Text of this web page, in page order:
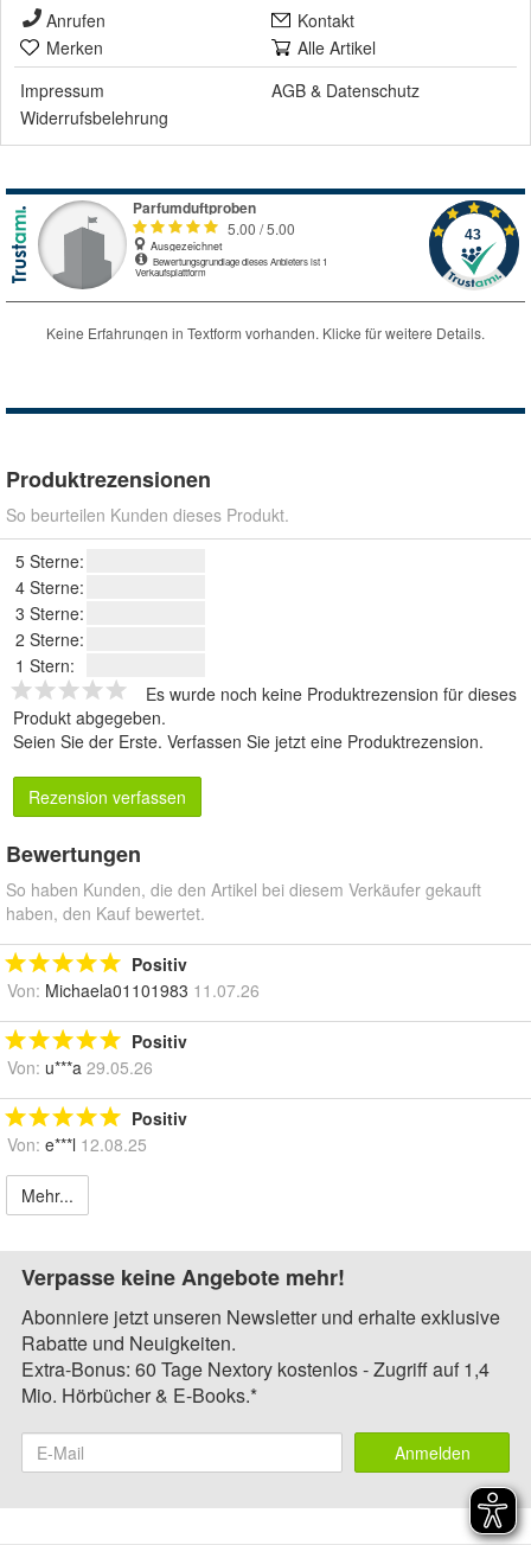
Anrufen
Kontakt
Merken
Alle Artikel
Impressum
AGB & Datenschutz
Widerrufsbelehrung
Produktrezensionen
So beurteilen Kunden dieses Produkt.
5 Sterne:
4 Sterne:
3 Sterne:
2 Sterne:
1 Stern:
Es wurde noch keine Produktrezension für dieses
Produkt abgegeben.
Seien Sie der Erste. Verfassen Sie jetzt eine Produktrezension.
Rezension verfassen
Bewertungen
So haben Kunden, die den Artikel bei diesem Verkäufer gekauft
haben, den Kauf bewertet.
Positiv
Von: Michaela01101983 11.07.26
Positiv
Von: u***a 29.05.26
Positiv
Von: e***l 12.08.25
Mehr...
Verpasse keine Angebote mehr!
Abonniere jetzt unseren Newsletter und erhalte exklusive
Rabatte und Neuigkeiten.
Extra-Bonus: 60 Tage Nextory kostenlos - Zugriff auf 1,4
Mio. Hörbücher & E-Books.*
Anmelden